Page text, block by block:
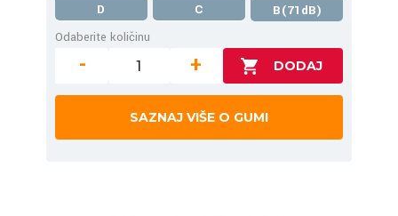
D C
B(71dB)
Odaberite količinu
- +
SAZNAJ VIŠE O GUMI